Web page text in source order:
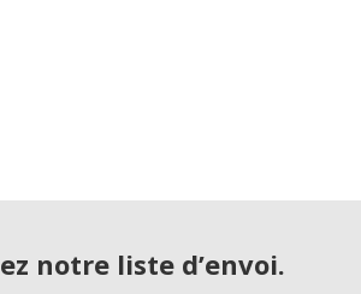
notre liste d’envoi.